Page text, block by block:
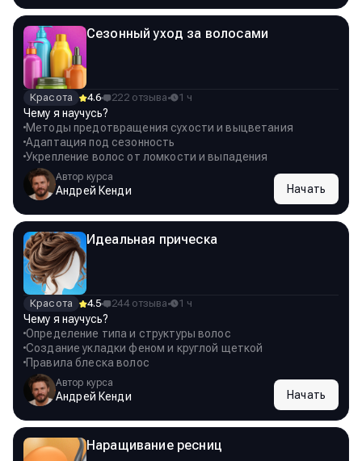
Сезонный уход за волосами
Красота 4.6 222 отзыва 1 ч
Чему я научусь?
Методы предотвращения сухости и выцветания
Адаптация под сезонность
Укрепление волос от ломкости и выпадения
Автор курса
Андрей Кенди Начать
Идеальная прическа
Красота 4.5 244 отзыва 1 ч
Чему я научусь?
Определение типа и структуры волос
Создание укладки феном и круглой щеткой
Правила блеска волос
Автор курса
Андрей Кенди Начать
Наращивание ресниц